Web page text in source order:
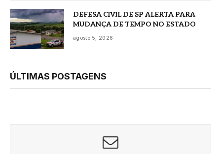
DEFESA CIVIL DE SP ALERTA PARA
MUDANÇA DE TEMPO NO ESTADO
agosto 5, 2026
ÚLTIMAS POSTAGENS